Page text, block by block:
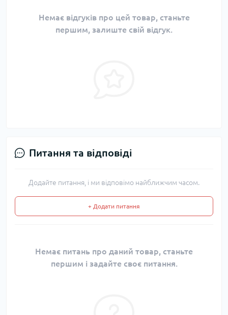
Немає відгуків про цей товар, станьте
першим, залиште свій відгук.
Питання та відповіді
Додайте питання, і ми відповімо найближчим часом.
+ Додати питання
Немає питань про даний товар, станьте
першим і задайте своє питання.